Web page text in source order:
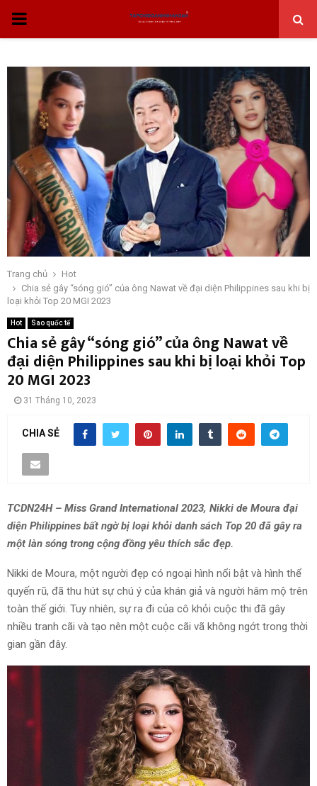
THỰC
CHÍNH
Trang chủ
Hot
Chia sẻ gây “sóng gió” của ông Nawat về đại diện Philippines sau khi bị
loại khỏi Top 20 MGI 2023
Hot Sao quốc tế
Chia sẻ gây “sóng gió” của ông Nawat về
đại diện Philippines sau khi bị loại khỏi Top
20 MGI 2023
31 Tháng 10, 2023
CHIA SẺ
TCDN24H – Miss Grand International 2023, Nikki de Moura đại
diện Philippines bất ngờ bị loại khỏi danh sách Top 20 đã gây ra
một làn sóng trong cộng đồng yêu thích sắc đẹp.
Nikki de Moura, một người đẹp có ngoại hình nổi bật và hình thể
quyến rũ, đã thu hút sự chú ý của khán giả và người hâm mộ trên
toàn thế giới. Tuy nhiên, sự ra đi của cô khỏi cuộc thi đã gây
nhiều tranh cãi và tạo nên một cuộc cãi vã không ngớt trong thời
gian gần đây.